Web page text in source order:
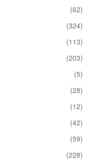
(62)
(324)
(113)
(203)
(5)
(28)
(12)
(42)
(59)
(228)